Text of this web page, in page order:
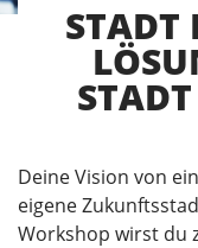
STADT
Deine Vision von
eigene
Workshop wirst du